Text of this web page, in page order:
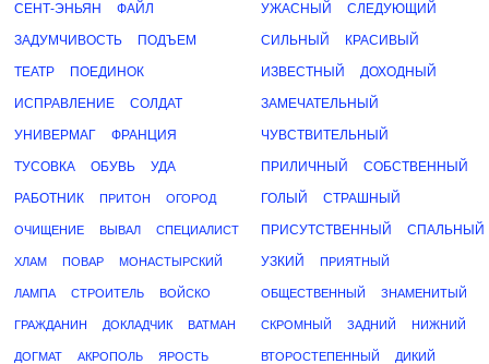
СЕНТ-ЭНЬЯН ФАЙЛ
ЗАДУМЧИВОСТЬ ПОДЪЕМ
ТЕАТР ПОЕДИНОК
ИСПРАВЛЕНИЕ СОЛДАТ
УНИВЕРМАГ ФРАНЦИЯ
ТУСОВКА ОБУВЬ УДА
РАБОТНИК ПРИТОН ОГОРОД
ОЧИЩЕНИЕ ВЫВАЛ СПЕЦИАЛИСТ
ХЛАМ ПОВАР МОНАСТЫРСКИЙ
ЛАМПА СТРОИТЕЛЬ ВОЙСКО
ГРАЖДАНИН ДОКЛАДЧИК ВАТМАН
ДОГМАТ АКРОПОЛЬ ЯРОСТЬ
УЖАСНЫЙ СЛЕДУЮЩИЙ
СИЛЬНЫЙ КРАСИВЫЙ
ИЗВЕСТНЫЙ ДОХОДНЫЙ
ЗАМЕЧАТЕЛЬНЫЙ
ЧУВСТВИТЕЛЬНЫЙ
ПРИЛИЧНЫЙ СОБСТВЕННЫЙ
ГОЛЫЙ СТРАШНЫЙ
ПРИСУТСТВЕННЫЙ СПАЛЬНЫЙ
УЗКИЙ ПРИЯТНЫЙ
ОБЩЕСТВЕННЫЙ ЗНАМЕНИТЫЙ
СКРОМНЫЙ ЗАДНИЙ НИЖНИЙ
ВТОРОСТЕПЕННЫЙ ДИКИЙ